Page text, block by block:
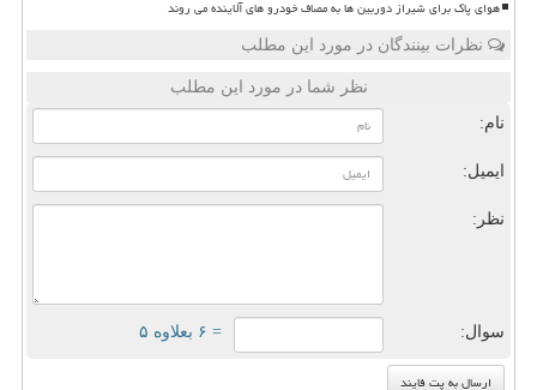
هوای پاک برای شیراز دوربین ها به مصاف خودرو های آلاینده می روند
نظرات بینندگان در مورد این مطلب
نظر شما در مورد این مطلب
نام:
ایمیل:
نظر:
سوال: = ۶ بعلاوه ۵